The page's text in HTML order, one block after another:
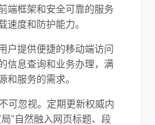
端框架和安全可靠的服务
速度和防护能力。
户提供便捷的移动端访问
信息查询和业务办理，满
和服务的需求。
可忽视。定期更新权威内
”自然融入网页标题、段